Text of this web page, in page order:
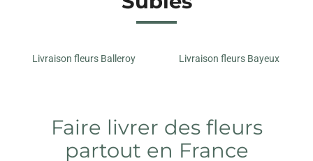
Livraison fleurs Balleroy Livraison fleurs Bayeux
Faire livrer des fleurs
partout en France